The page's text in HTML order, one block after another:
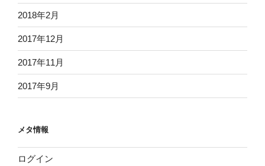
2018年2月
2017年12月
2017年11月
2017年9月
メタ情報
ログイン